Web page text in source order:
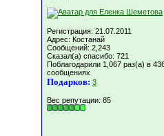
Регистрация: 21.07.2011
Адрес: Костанай
Сообщений: 2,243
Сказал(а) спасибо: 721
Поблагодарили 1,067 раз(а) в
сообщениях
Подарков: 3
Вес репутации: 85